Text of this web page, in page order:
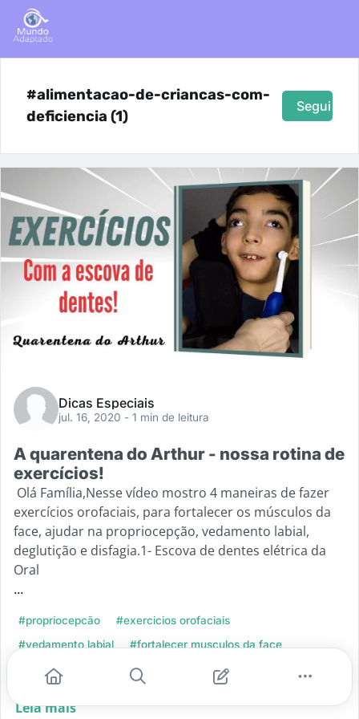
#alimentacao-de-criancas-com-
deficiencia (1)
Seguir
Dicas Especiais
jul. 16, 2020 - 1 min de leitura
A quarentena do Arthur - nossa rotina de
exercícios!
Olá Família,Nesse vídeo mostro 4 maneiras de fazer
exercícios orofaciais, para fortalecer os músculos da
face, ajudar na propriocepção, vedamento labial,
deglutição e disfagia.1- Escova de dentes elétrica da
Oral
...
#propriocepcão
#exercicios orofaciais
#vedamento labial
#fortalecer musculos da face
#alimentacao de criancas com deficiencia
Leia mais